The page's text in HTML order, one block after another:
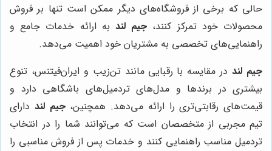
حالی که برخی از فروشگاه‌های دیگر ممکن است تنها بر فروش
محصولات خود تمرکز کنند، جیم لند به ارائه خدمات جامع و
راهنمایی‌های تخصصی به مشتریان خود اهمیت می‌دهد.
جیم لنددر مقایسه با رقبایی مانند تن‌زیب و ایران‌فیتنس، تنوع
بیشتری در برندها و مدل‌های تردمیل‌های باشگاهی دارد و
قیمت‌های رقابتی‌تری را ارائه می‌دهد. همچنین،جیم لند دارای
تیم مجربی از متخصصان است که می‌توانند شما را در انتخاب
تردمیل مناسب راهنمایی کنند و خدمات پس از فروش مناسبی را